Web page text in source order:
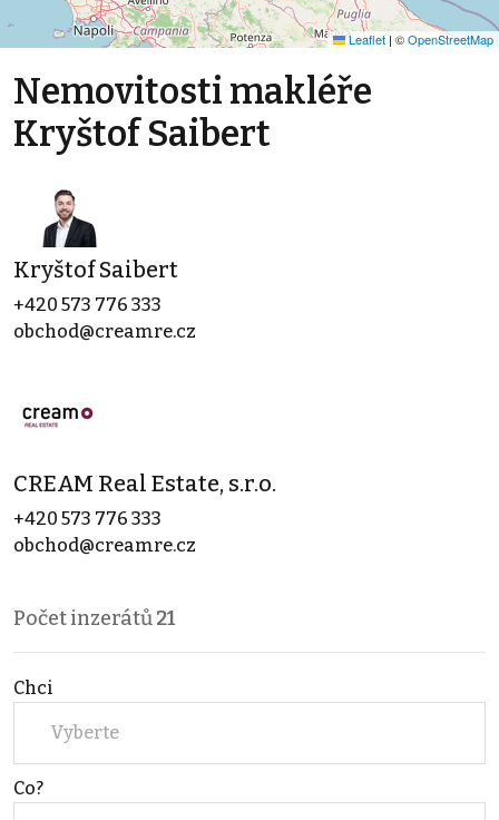
Leaflet | ©OpenStreetMap
Nemovitosti makléře
Kryštof Saibert
Kryštof Saibert
+420 573 776 333
obchod@creamre.cz
CREAM Real Estate, s.r.o.
+420 573 776 333
obchod@creamre.cz
Počet inzerátů21
Chci
Vyberte
Co?